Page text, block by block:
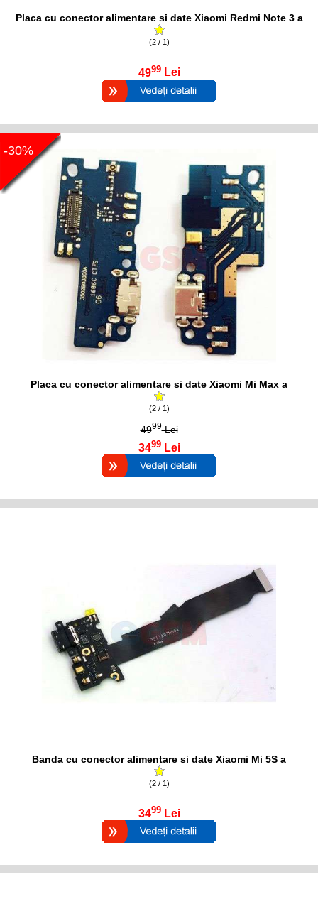
Placa cu conector alimentare si date Xiaomi Redmi Note 3 a
(2 / 1)
4999 Lei
-30%
Placa cu conector alimentare si date Xiaomi Mi Max a
(2 / 1)
4999Lei
3499 Lei
Banda cu conector alimentare si date Xiaomi Mi 5S a
(2 / 1)
3499 Lei